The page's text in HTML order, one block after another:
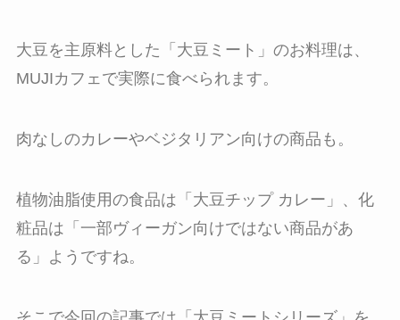
大豆を主原料とした「大豆ミート」のお料理は、
MUJIカフェで実際に食べられます。
肉なしのカレーやベジタリアン向けの商品も。
植物油脂使用の食品は「大豆チップ カレー」、化
粧品は「一部ヴィーガン向けではない商品があ
る」ようですね。